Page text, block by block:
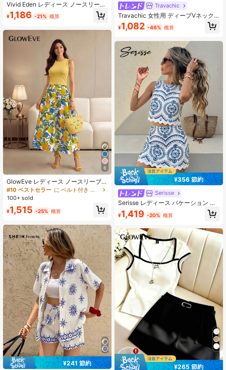
Vivid Eden レディース ノースリーブ
トップ&ラップタイショーツセット、
アーティスティックプリント、カジ
¥1,186 -21% 概算
6
GlowEve レディース ノースリーブ
クロップトップ & レモンリーフプリ
ントスカート 2点セット、エレガン
フィット
#10 ベストセラー
に ベルト付き レディースコーデ
100+ sold
¥1,515 -25% 概算
¥241 節約
Travachic
Travachic 女性用 ディープVネック
半袖 花柄プリントクロップドトップ
&ウエスト伸縮ショーツカジュアルバ
¥1,082 -46% 概算
¥356 節約
Serisse
Serisse レディース バケーション 幾
何学柄 カーブヘム タンクトップ＆ミ
ニスカート 2点セット
¥1,419 -20% 概算
¥265 節約